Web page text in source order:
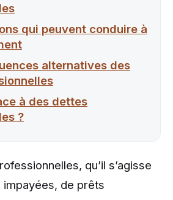
qui peuvent conduire à
alternatives des
à des dettes
?
qu’il s’agisse
de prêts